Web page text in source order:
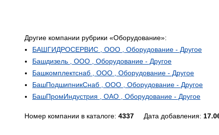
Другие компании рубрики «Оборудование»:
БАШГИДРОСЕРВИС , ООО , Оборудование - Другое
Башдизель , ООО , Оборудование - Другое
Башкомплектснаб , ООО , Оборудование - Другое
БашПодшипникСнаб , ООО , Оборудование - Другое
БашПромИндустрия , ОАО , Оборудование - Другое
Номер компании в каталоге: 4337 Дата добавления: